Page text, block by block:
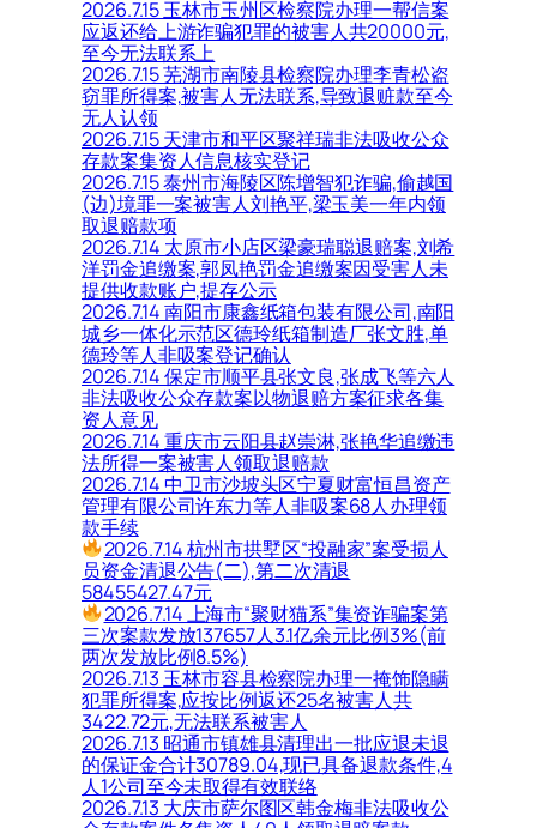
2026.7.15 玉林市玉州区检察院办理一帮信案
应返还给上游诈骗犯罪的被害人共20000元,
至今无法联系上
2026.7.15 芜湖市南陵县检察院办理李青松盗
窃罪所得案,被害人无法联系,导致退赃款至今
无人认领
2026.7.15 天津市和平区聚祥瑞非法吸收公众
存款案集资人信息核实登记
2026.7.15 泰州市海陵区陈增智犯诈骗,偷越国
(边)境罪一案被害人刘艳平,梁玉美一年内领
取退赔款项
2026.7.14 太原市小店区梁豪瑞聪退赔案,刘希
洋罚金追缴案,郭凤艳罚金追缴案因受害人未
提供收款账户,提存公示
2026.7.14 南阳市康鑫纸箱包装有限公司,南阳
城乡一体化示范区德玲纸箱制造厂张文胜,单
德玲等人非吸案登记确认
2026.7.14 保定市顺平县张文良,张成飞等六人
非法吸收公众存款案以物退赔方案征求各集
资人意见
2026.7.14 重庆市云阳县赵崇淋,张艳华追缴违
法所得一案被害人领取退赔款
2026.7.14 中卫市沙坡头区宁夏财富恒昌资产
管理有限公司许东力等人非吸案68人办理领
款手续
2026.7.14 杭州市拱墅区“投融家”案受损人
员资金清退公告(二),第二次清退
58455427.47元
2026.7.14 上海市“聚财猫系”集资诈骗案第
三次案款发放137657人3.1亿余元比例3%(前
两次发放比例8.5%)
2026.7.13 玉林市容县检察院办理一掩饰隐瞒
犯罪所得案,应按比例返还25名被害人共
3422.72元,无法联系被害人
2026.7.13 昭通市镇雄县清理出一批应退未退
的保证金合计30789.04,现已具备退款条件,4
人1公司至今未取得有效联络
2026.7.13 大庆市萨尔图区韩金梅非法吸收公